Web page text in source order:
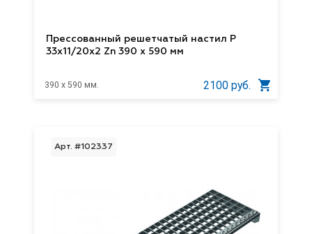
Прессованный решетчатый настил Р
33х11/20х2 Zn 390 х 590 мм
390 x 590 мм. 2100 руб.
Арт. #102337